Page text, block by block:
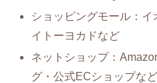
ショッピングモール：イ
イトーヨカドなど
ネットショップ：
グ・公式ECショップなど